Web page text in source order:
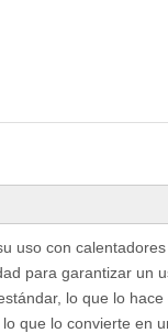
uso con
para garantizar un
lo que lo
que lo convierte en